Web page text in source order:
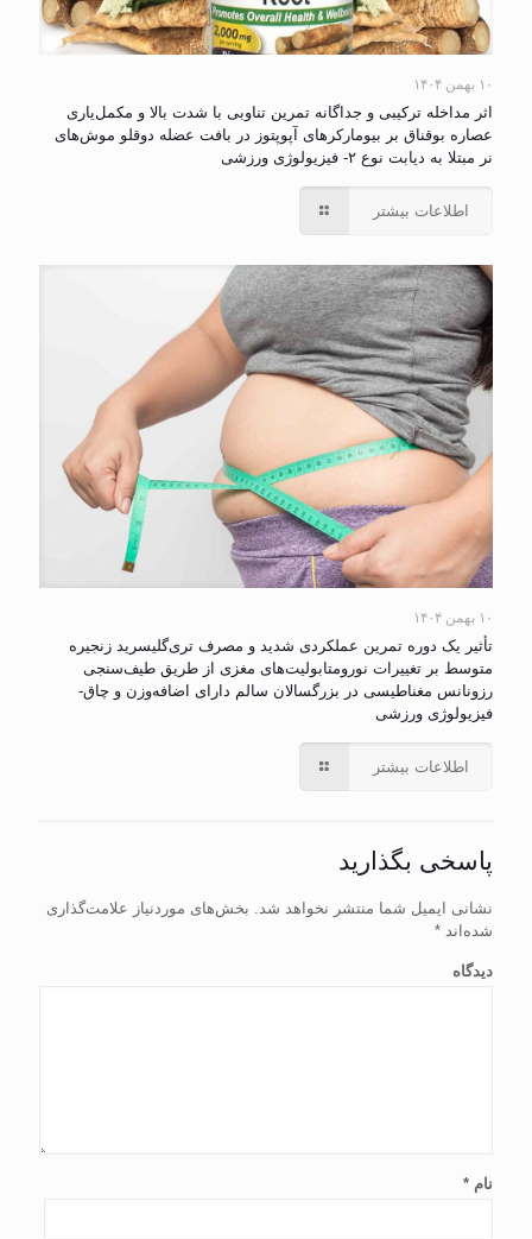
۱۰ بهمن ۱۴۰۴
اثر مداخله ترکیبی و جداگانه تمرین تناوبی با شدت بالا و مکمل‌یاری
عصاره بوقناق بر بیومارکرهای آپوپتوز در بافت عضله دوقلو موش‌های
نر مبتلا به دیابت نوع ۲- فیزیولوژی ورزشی
اطلاعات بیشتر
۱۰ بهمن ۱۴۰۴
تأثیر یک دوره تمرین عملکردی شدید و مصرف تری‌گلیسرید زنجیره
متوسط بر تغییرات نورومتابولیت‌های مغزی از طریق طیف‌سنجی
رزونانس مغناطیسی در بزرگسالان سالم دارای اضافه‌وزن و چاق-
فیزیولوژی ورزشی
اطلاعات بیشتر
پاسخی بگذارید
نشانی ایمیل شما منتشر نخواهد شد.
بخش‌های موردنیاز علامت‌گذاری
شده‌اند *
دیدگاه
نام *